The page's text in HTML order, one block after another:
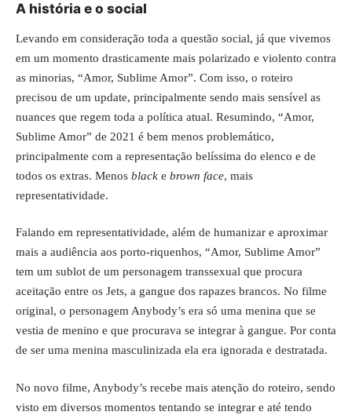
A história e o social
Levando em consideração toda a questão social, já que vivemos
em um momento drasticamente mais polarizado e violento contra
as minorias, “Amor, Sublime Amor”. Com isso, o roteiro
precisou de um update, principalmente sendo mais sensível as
nuances que regem toda a política atual. Resumindo, “Amor,
Sublime Amor” de 2021 é bem menos problemático,
principalmente com a representação belíssima do elenco e de
todos os extras. Menos black e brown face, mais
representatividade.
Falando em representatividade, além de humanizar e aproximar
mais a audiência aos porto-riquenhos, “Amor, Sublime Amor”
tem um sublot de um personagem transsexual que procura
aceitação entre os Jets, a gangue dos rapazes brancos. No filme
original, o personagem Anybody’s era só uma menina que se
vestia de menino e que procurava se integrar à gangue. Por conta
de ser uma menina masculinizada ela era ignorada e destratada.
No novo filme, Anybody’s recebe mais atenção do roteiro, sendo
visto em diversos momentos tentando se integrar e até tendo